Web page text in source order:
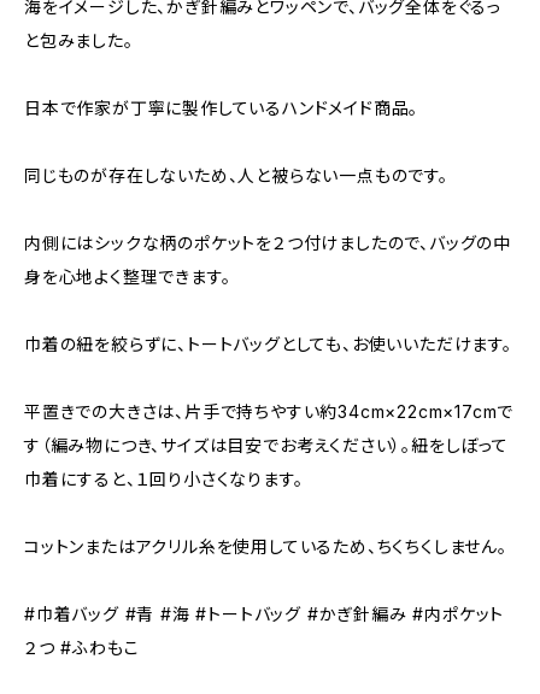
海をイメージした、かぎ針編みとワッペンで、バッグ全体をぐるっ
と包みました。
日本で作家が丁寧に製作しているハンドメイド商品。
同じものが存在しないため、人と被らない一点ものです。
内側にはシックな柄のポケットを２つ付けましたので、バッグの中
身を心地よく整理できます。
巾着の紐を絞らずに、トートバッグとしても、お使いいただけます。
平置きでの大きさは、片手で持ちやすい約34cm×22cm×17cmで
す（編み物につき、サイズは目安でお考えください）。紐をしぼって
巾着にすると、１回り小さくなります。
コットンまたはアクリル糸を使用しているため、ちくちくしません。
#巾着バッグ #青 #海 #トートバッグ #かぎ針編み #内ポケット
２つ #ふわもこ